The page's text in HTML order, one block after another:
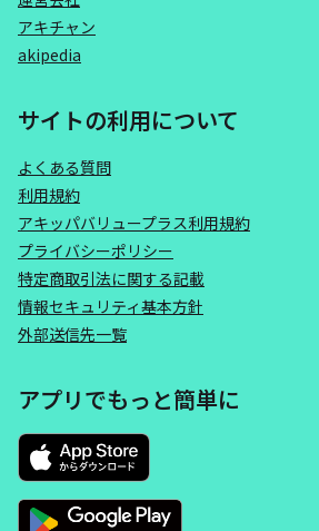
アキチャン
akipedia
サイトの利用について
よくある質問
利用規約
アキッパバリュープラス利用規約
プライバシーポリシー
特定商取引法に関する記載
情報セキュリティ基本方針
外部送信先一覧
アプリでもっと簡単に